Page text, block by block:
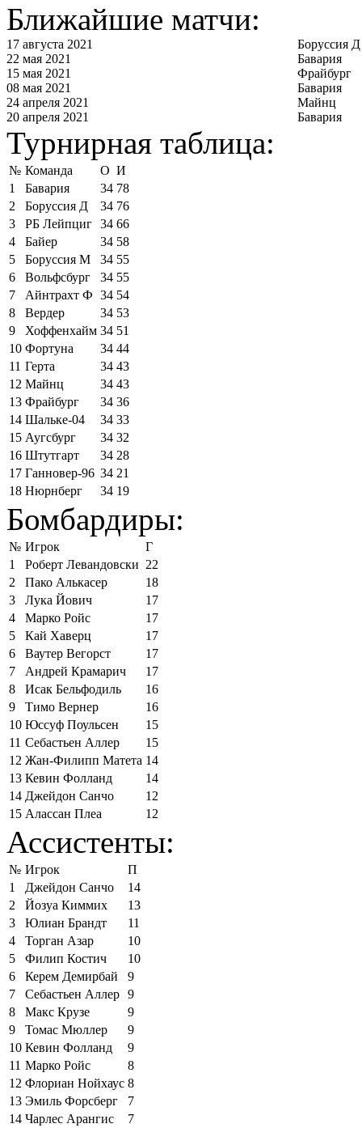
Ближайшие матчи:
17 августа 2021
Боруссия Д
22 мая 2021
Бавария
15 мая 2021
Фрайбург
08 мая 2021
Бавария
24 апреля 2021
Майнц
20 апреля 2021
Бавария
Турнирная таблица:
№ Команда О И
1
Бавария 34 78
2
Боруссия Д 34 76
3
РБ Лейпциг 34 66
4
Байер 34 58
5
Боруссия М 34 55
6
Вольфсбург 34 55
7
Айнтрахт Ф 34 54
8
Вердер 34 53
9
Хоффенхайм 34 51
10 Фортуна 34 44
11 Герта 34 43
12 Майнц 34 43
13 Фрайбург 34 36
14 Шальке-04 34 33
15 Аугсбург 34 32
16 Штутгарт 34 28
17 Ганновер-96 34 21
18 Нюрнберг 34 19
Бомбардиры:
№ Игрок
Г
1
Роберт Левандовски 22
2
Пако Алькасер
18
3
Лука Йович
17
4
Марко Ройс
17
5
Кай Хаверц
17
6
Ваутер Вегорст
17
7
Андрей Крамарич
17
8
Исак Бельфодиль
16
9
Тимо Вернер
16
10 Юссуф Поульсен
15
11 Себастьен Аллер
15
12 Жан-Филипп Матета 14
13 Кевин Фолланд
14
14 Джейдон Санчо
12
15 Алассан Плеа 12
Ассистенты:
№ Игрок
П
1
Джейдон Санчо
14
2
Йозуа Киммих
13
3
Юлиан Брандт
11
4
Торган Азар
10
5
Филип Костич
10
6
Керем Демирбай
9
7
Себастьен Аллер 9
8
Макс Крузе
9
9
Томас Мюллер
9
10 Кевин Фолланд
9
11 Марко Ройс
8
12 Флориан Нойхаус 8
13 Эмиль Форсберг
7
14 Чарлес Арангис
7